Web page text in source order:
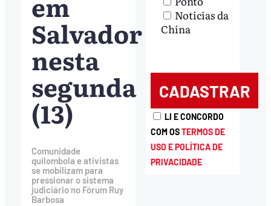
Salvador
nesta
segunda
(13)
Comunidade
quilombola e ativistas
se mobilizam para
pressionar o sistema
judiciário no Fórum Ruy
Barbosa
Notícias da
China
LI E CONCORDO
COM OSTERMOS DE
USO E POLÍTICA DE
PRIVACIDADE